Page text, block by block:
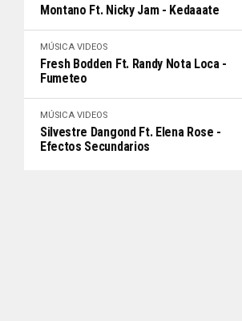
Montano Ft. Nicky Jam - Kedaaate
MÚSICA VIDEOS
Fresh Bodden Ft. Randy Nota Loca -
Fumeteo
MÚSICA VIDEOS
Silvestre Dangond Ft. Elena Rose -
Efectos Secundarios